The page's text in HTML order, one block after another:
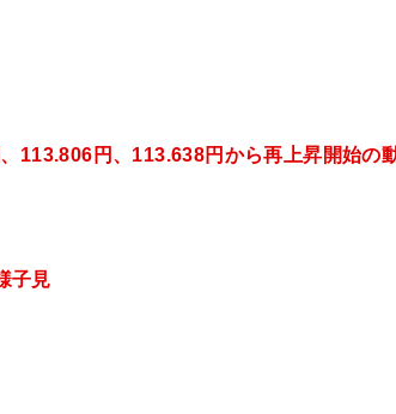
113.806円、113.638円から再上昇開始の
子見